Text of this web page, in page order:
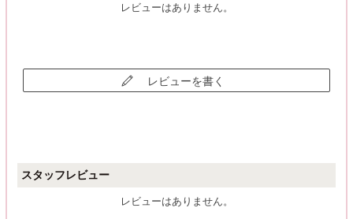
レビューはありません。
レビューを書く
スタッフレビュー
レビューはありません。